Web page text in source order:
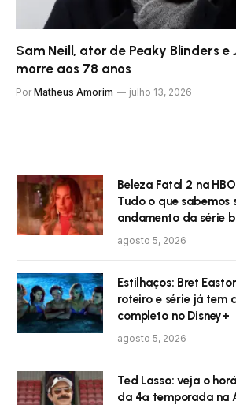
Sam Neill, ator de Peaky Blinders e
morre aos 78 anos
Por Matheus Amorim julho 13, 2026
Beleza Fatal 2 na
Tudo o que sabemos
andamento da série
agosto 5, 2026
Estilhaços: Bret
roteiro e série já tem
completo no Disney+
agosto 5, 2026
Ted Lasso: veja o
da 4ª temporada na